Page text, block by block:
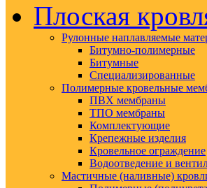
Плоская
Рулонные наплавляемые
Битумно-полимерные
Битумные
Специализированные
Полимерные кровельные
ПВХ мембраны
ТПО мембраны
Комплектующие
Крепежные изделия
Кровельное ограждение
Водоотведение и
Мастичные (наливные)